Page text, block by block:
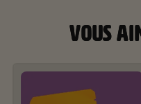
VOUS